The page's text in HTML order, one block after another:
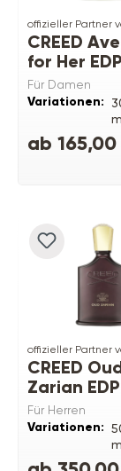
offizieller Partner
CREED
for Her EDP
Für Damen
Variationen:
ab
offizieller Partner
CREED
Zarian EDP
Für Herren
Variationen: